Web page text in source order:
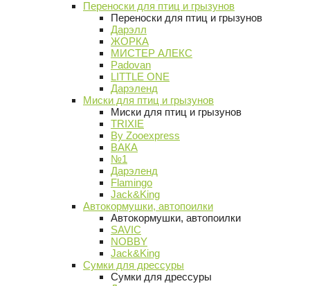
Переноски для птиц и грызунов
Переноски для птиц и грызунов
Дарэлл
ЖОРКА
МИСТЕР АЛЕКС
Padovan
LITTLE ONE
Дарэленд
Миски для птиц и грызунов
Миски для птиц и грызунов
TRIXIE
By Zooexpress
ВАКА
№1
Дарэленд
Flamingo
Jack&King
Автокормушки, автопоилки
Автокормушки, автопоилки
SAVIC
NOBBY
Jack&King
Сумки для дрессуры
Сумки для дрессуры